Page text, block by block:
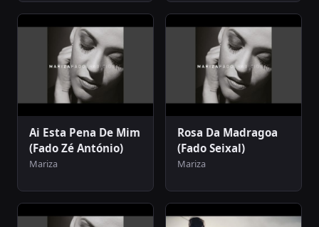
Ai Esta Pena De Mim
(Fado Zé António)
Mariza
Rosa Da Madragoa
(Fado Seixal)
Mariza